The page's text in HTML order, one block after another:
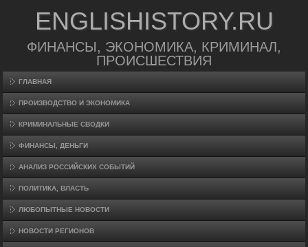
ENGLISHISTORY.RU
ФИНАНСЫ, ЭКОНОМИКА, КРИМИНАЛ,
ПРОИСШЕСТВИЯ
ГЛАВНАЯ
ПРОИЗВΟДСТВО И ЭКОНОМИКА
КРИМИНАЛЬНЫЕ СВОДКИ
ФИНАНСЫ, ДЕНЬГИ
АНАЛИЗ РОССИЙСКИХ СОБЫТИЙ
ПОЛИТИКА, ВЛАСТЬ
ЛЮБОПЫТНЫЕ НОВОСТИ
НОВОСТИ РЕГИОНОВ